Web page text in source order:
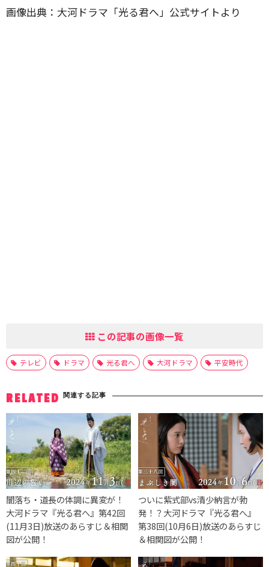
画像出典：大河ドラマ「光る君へ」公式サイトより
この記事の画像一覧
テレビ ドラマ 光る君へ 大河ドラマ 平安時代
RELATED 関連する記事
闇落ち・道長の体調に異変が！
大河ドラマ『光る君へ』第42回
(11月3日)放送のあらすじ＆相関
図が公開！
ついに紫式部vs清少納言が勃
発！？大河ドラマ『光る君へ』
第38回(10月6日)放送のあらすじ
＆相関図が公開！